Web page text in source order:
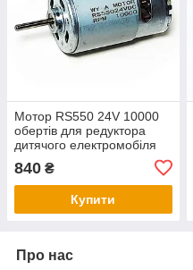
Мотор RS550 24V 10000
обертів для редуктора
дитячого електромобіля
840 ₴
Купити
Про нас